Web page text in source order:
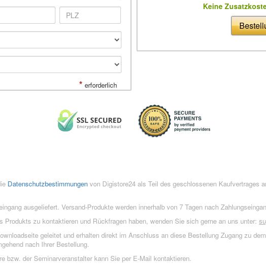
* erforderlich
Keine
Datenschutzbestimmungen von Digistore24 als Teil des geschlossenen Kaufvertrages
ausgeliefert. Versand-Produkte werden innerhalb von 7 Tagen nach
Produkts zu kontaktieren und Rückfragen haben, wenden Sie sich gerne an uns unter:
geleitet und erhalten direkt im Anschluss an diese Bestellung Zugang zu
nach Ihrer Bestellung.
bzw. der Seminarveranstalter kann Sie per E-Mail kontaktieren.